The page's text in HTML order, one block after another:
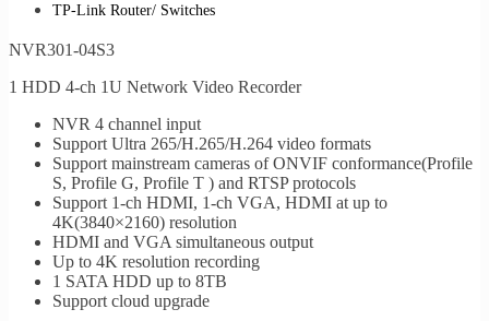
TP-Link Router/ Switches
NVR301-04S3
1 HDD 4-ch 1U Network Video Recorder
NVR 4 channel input
Support Ultra 265/H.265/H.264 video formats
Support mainstream cameras of ONVIF conformance(Profile
S, Profile G, Profile T ) and RTSP protocols
Support 1-ch HDMI, 1-ch VGA, HDMI at up to
4K(3840×2160) resolution
HDMI and VGA simultaneous output
Up to 4K resolution recording
1 SATA HDD up to 8TB
Support cloud upgrade